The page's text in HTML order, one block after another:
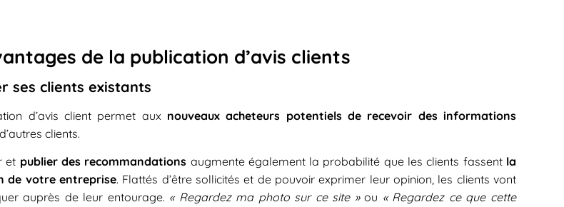
de la publication d’avis clients
ses clients existants
d’avis client permet aux nouveaux acheteurs potentiels de recevoir des informations
clients.
et publier des recommandations augmente également la probabilité que les clients fassent la
de votre entreprise. Flattés d’être sollicités et de pouvoir exprimer leur opinion, les clients vont
auprès de leur entourage. « Regardez ma photo sur ce site »ou « Regardez ce que cette